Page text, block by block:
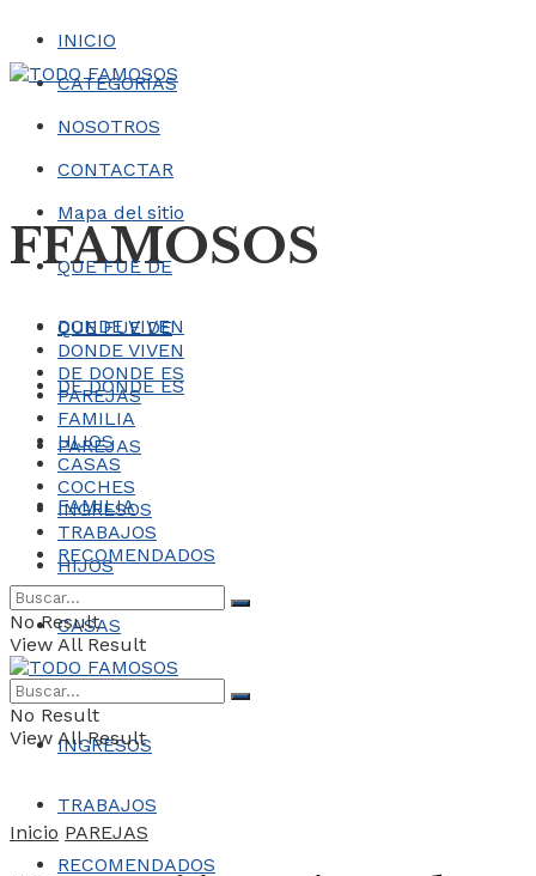
INICIO
CATEGORÍAS
NOSOTROS
CONTACTAR
Mapa del sitio
FFAMOSOS
QUE FUE DE
DONDE VIVEN
DE DONDE ES
PAREJAS
FAMILIA
HIJOS
CASAS
COCHES
INGRESOS
TRABAJOS
RECOMENDADOS
QUE FUE DE
DONDE VIVEN
DE DONDE ES
PAREJAS
FAMILIA
HIJOS
CASAS
COCHES
INGRESOS
TRABAJOS
RECOMENDADOS
No Result
View All Result
No Result
View All Result
Inicio PAREJAS